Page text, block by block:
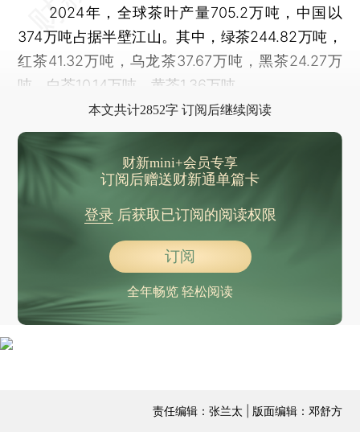
2024年，全球茶叶产量705.2万吨，中国以
374万吨占据半壁江山。其中，绿茶244.82万吨，
红茶41.32万吨，乌龙茶37.67万吨，黑茶24.27万
吨，白茶10.14万吨，黄茶1.36万吨。
本文共计2852字 订阅后继续阅读
财新mini+会员专享
订阅后赠送财新通单篇卡
登录后获取已订阅的阅读权限
订阅
全年畅览 轻松阅读
责任编辑：张兰太 | 版面编辑：邓舒方